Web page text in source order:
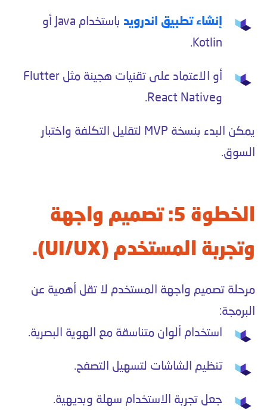
إنشاء تطبيق اندرويد
باستخدام Java أو
Kotlin.
أو الاعتماد على تقنيات هجينة مثل Flutter
وReact Native.
يمكن البدء بنسخة MVP لتقليل التكلفة واختبار
السوق.
الخطوة 5: تصميم واجهة
وتجربة المستخدم (UI/UX).
مرحلة تصميم واجهة المستخدم لا تقل أهمية عن
البرمجة:
استخدام ألوان متناسقة مع الهوية البصرية.
تنظيم الشاشات لتسهيل التصفح.
جعل تجربة الاستخدام سهلة وبديهية.